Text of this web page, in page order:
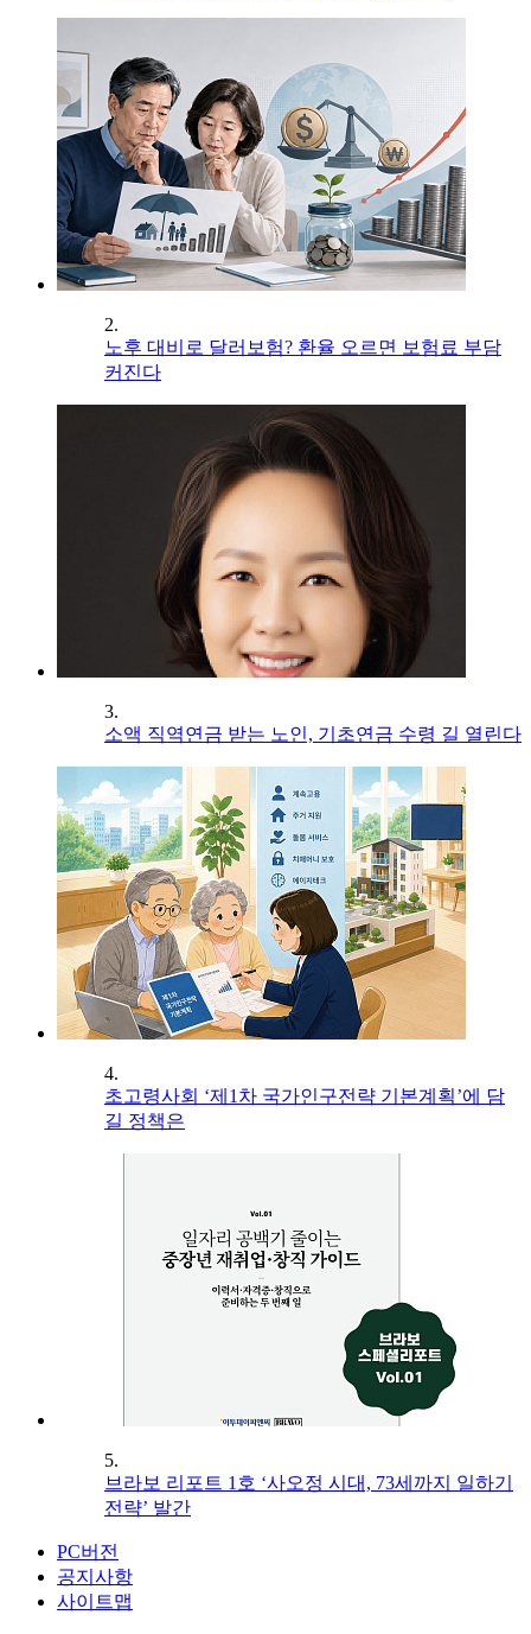
2.
노후 대비로 달러보험? 환율 오르면 보험료 부담
커진다
3.
소액 직역연금 받는 노인, 기초연금 수령 길 열린다
4.
초고령사회 ‘제1차 국가인구전략 기본계획’에 담
길 정책은
5.
브라보 리포트 1호 ‘사오정 시대, 73세까지 일하기
전략’ 발간
PC버전
공지사항
사이트맵